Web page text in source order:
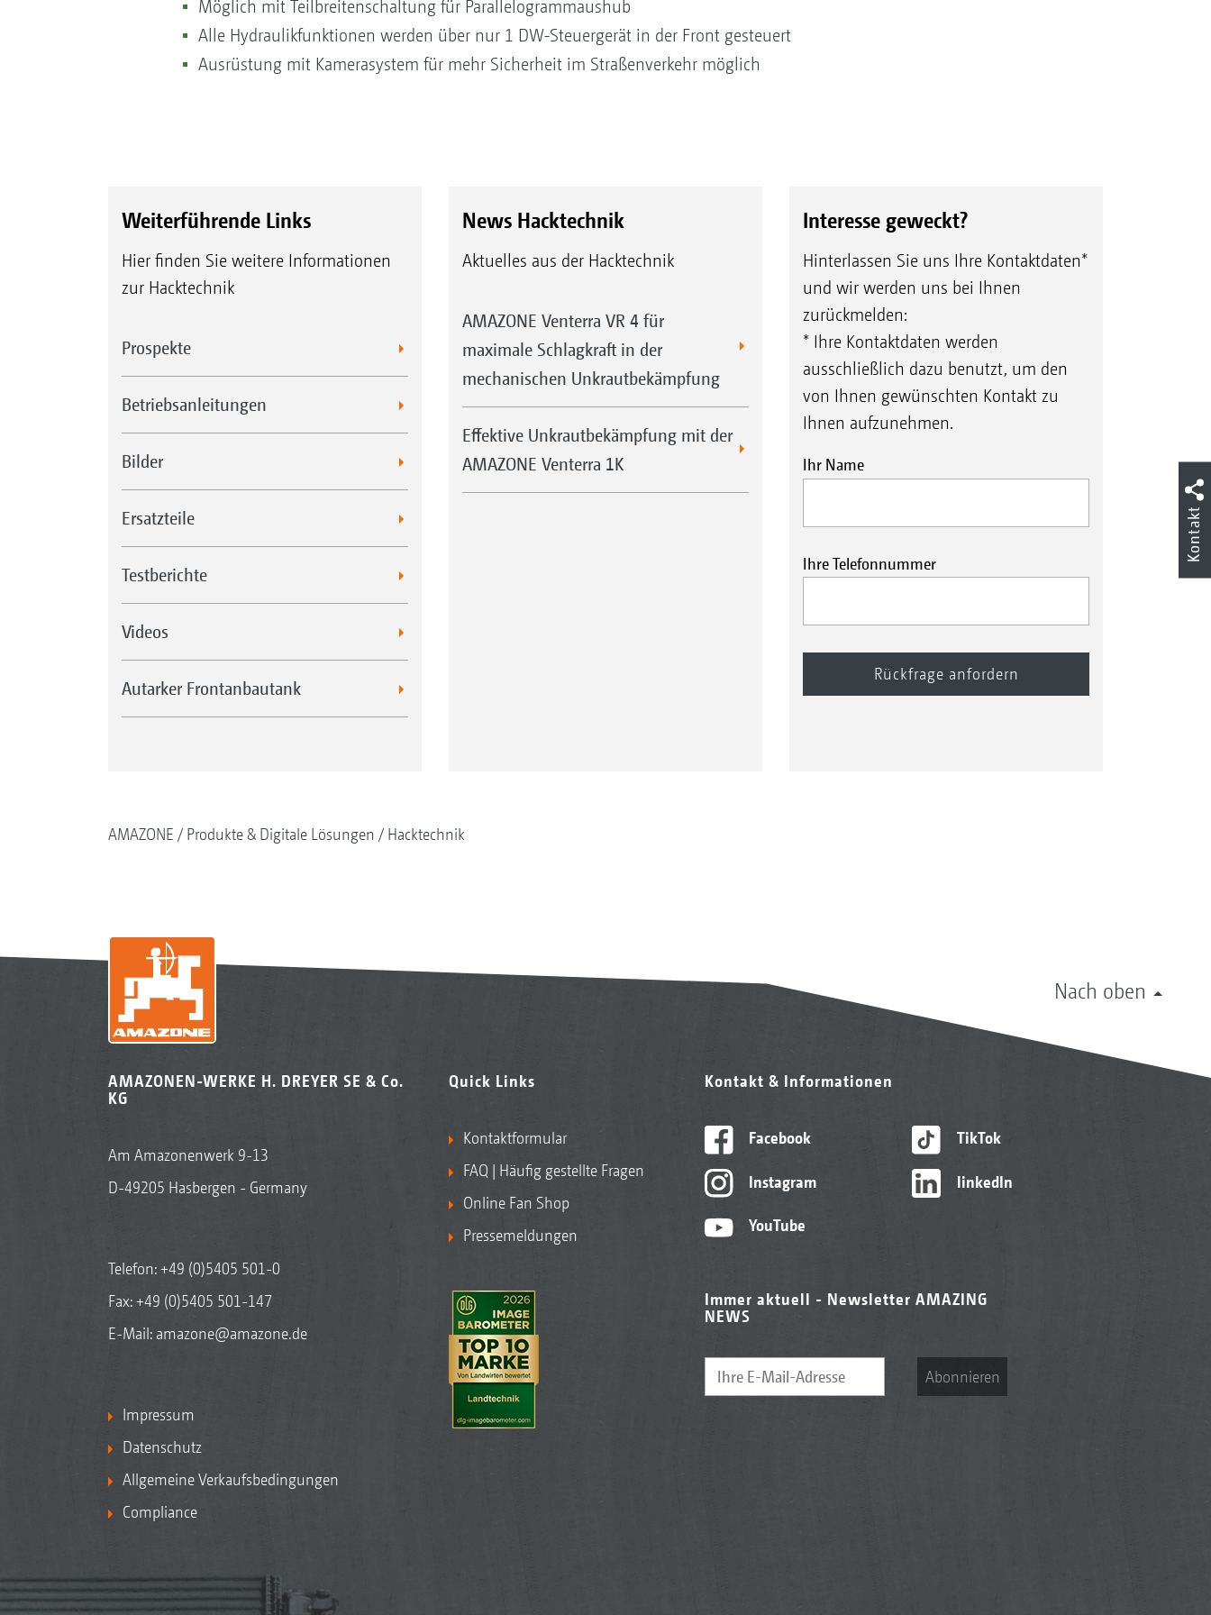
Möglich mit Teilbreitenschaltung für Parallelogrammaushub
Alle Hydraulikfunktionen werden über nur 1 DW-Steuergerät in der Front gesteuert
Ausrüstung mit Kamerasystem für mehr Sicherheit im Straßenverkehr möglich
Weiterführende Links
Hier finden Sie weitere Informationen
zur Hacktechnik
Prospekte
Betriebsanleitungen
Bilder
Ersatzteile
Testberichte
Videos
Autarker Frontanbautank
News Hacktechnik
Aktuelles aus der Hacktechnik
AMAZONE Venterra VR 4 für
maximale Schlagkraft in der
mechanischen Unkrautbekämpfung
Effektive Unkrautbekämpfung mit der
AMAZONE Venterra 1K
Interesse geweckt?
Hinterlassen Sie uns Ihre Kontaktdaten*
und wir werden uns bei Ihnen
zurückmelden:
* Ihre Kontaktdaten werden
ausschließlich dazu benutzt, um den
von Ihnen gewünschten Kontakt zu
Ihnen aufzunehmen.
Ihr Name
Ihre Telefonnummer
AMAZONE Produkte & Digitale Lösungen Hacktechnik
Nach oben
AMAZONEN-WERKE H. DREYER SE & Co.
KG
Am Amazonenwerk 9-13
D-49205 Hasbergen - Germany
Telefon:+49 (0)5405 501-0
Fax: +49 (0)5405 501-147
E-Mail: amazone@amazone.de
Impressum
Datenschutz
Allgemeine Verkaufsbedingungen
Compliance
Quick Links
Kontaktformular
FAQ | Häufig gestellte Fragen
Online Fan Shop
Pressemeldungen
Kontakt & Informationen
Facebook
Instagram
YouTube
TikTok
linkedIn
Immer aktuell - Newsletter AMAZING
NEWS
Abonnieren
Kontakt